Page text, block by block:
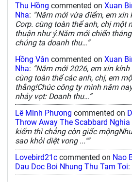
Thu Hồng commented on Xuan
Nha: “Năm mới vừa điểm, em xin
Corp. cùng toàn thể anh, chị một
thuận như ý.Năm mới chiến
chúng ta doanh thu…”
Hồng Vân commented on Xuan
Nha: “Năm mới 2026, em xin
cùng toàn thể các anh, chị, em
thắng!Chúc công ty mình năm
nhảy vọt: Doanh thu…”
Lê Minh Phương commented on
Throw Away The Scabbard Nghia
kiếm thì chẳng còn giấc
sao khỏi diệt vong ..."”
Lovebird21c commented on Nao
Dau Doc Boi Nhung Thu Tam Toi: